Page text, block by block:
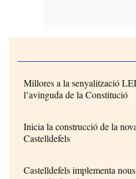
Millores a la senyalització
l’avinguda de la Constitució
Inicia la construcció de la
Castelldefels
Castelldefels implementa